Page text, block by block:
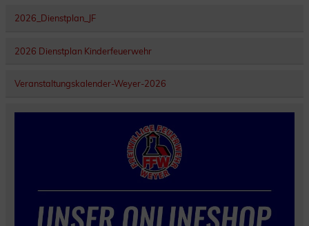
2026_Dienstplan_JF
2026 Dienstplan Kinderfeuerwehr
Veranstaltungskalender-Weyer-2026